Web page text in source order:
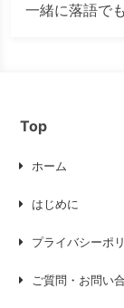
一緒に落語で
Top
ホーム
はじめに
プライバシーポ
ご質問・お問い